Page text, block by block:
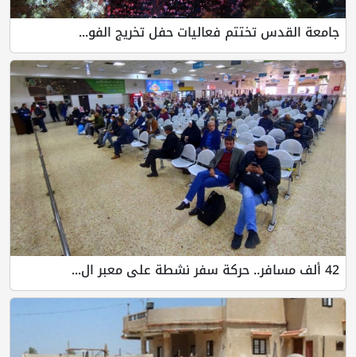
جامعة القدس تختتم فعاليات حفل تخريج الفو...
42 ألف مسافر.. حركة سفر نشطة على معبر ال...